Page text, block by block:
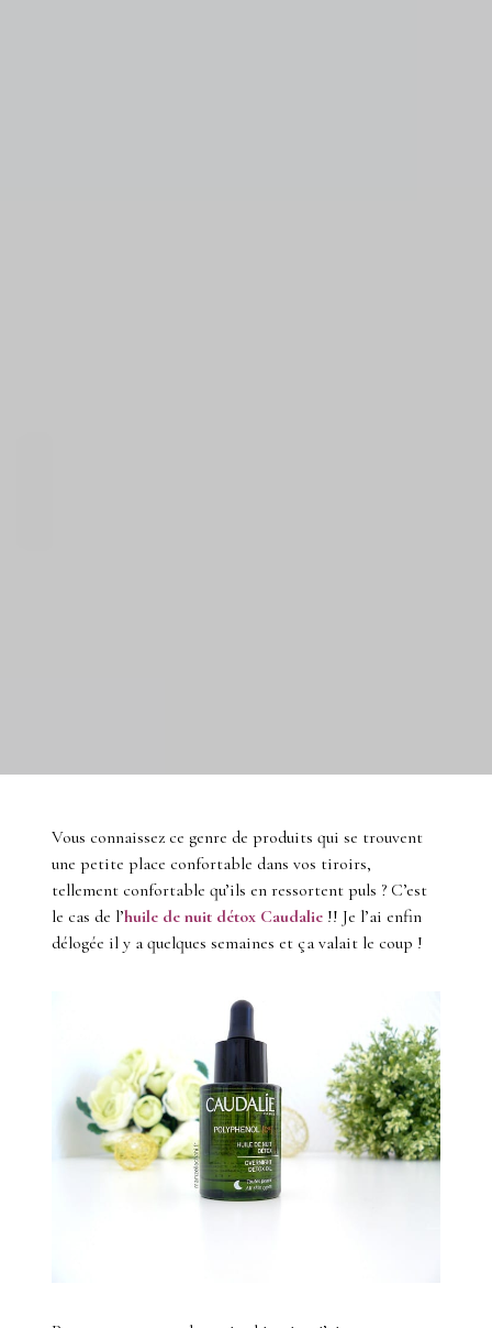
Vous connaissez ce genre de produits qui se trouvent
une petite place confortable dans vos tiroirs,
tellement confortable qu’ils en ressortent puls ? C’est
le cas de l’huile de nuit détox Caudalie !! Je l’ai enfin
délogée il y a quelques semaines et ça valait le coup !